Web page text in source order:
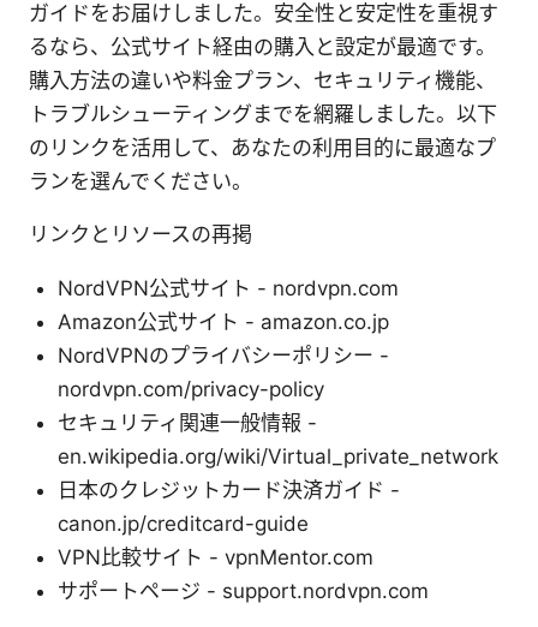
ガイドをお届けしました。安全性と安定性を重視す
るなら、公式サイト経由の購入と設定が最適です。
購入方法の違いや料金プラン、セキュリティ機能、
トラブルシューティングまでを網羅しました。以下
のリンクを活用して、あなたの利用目的に最適なプ
ランを選んでください。
リンクとリソースの再掲
NordVPN公式サイト - nordvpn.com
Amazon公式サイト - amazon.co.jp
NordVPNのプライバシーポリシー -
nordvpn.com/privacy-policy
セキュリティ関連一般情報 -
en.wikipedia.org/wiki/Virtual_private_network
日本のクレジットカード決済ガイド -
canon.jp/creditcard-guide
VPN比較サイト - vpnMentor.com
サポートページ - support.nordvpn.com